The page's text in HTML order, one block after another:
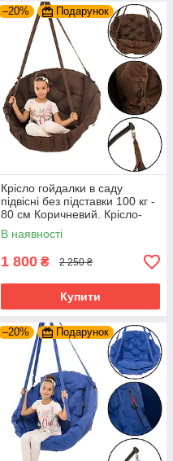
–20% Подарунок
Крісло гойдалки в саду
підвісні без підставки 100 кг -
80 см Коричневий. Крісло-
гамак
В наявності
1 800 ₴ 2 250 ₴
Купити
–20% Подарунок